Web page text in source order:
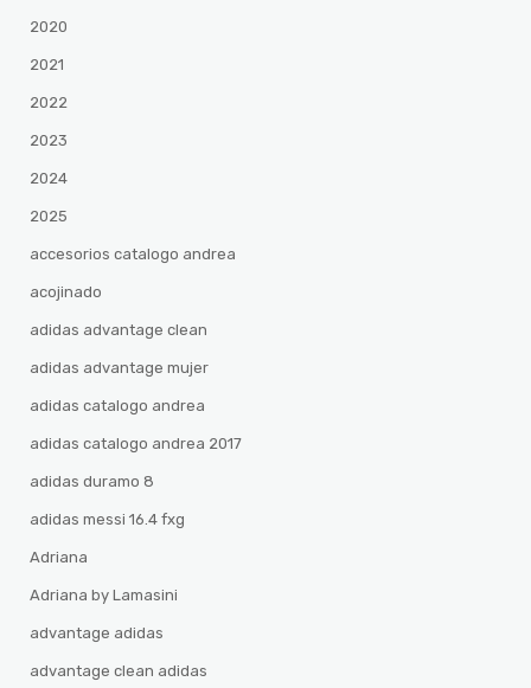
2020
2021
2022
2023
2024
2025
accesorios catalogo andrea
acojinado
adidas advantage clean
adidas advantage mujer
adidas catalogo andrea
adidas catalogo andrea 2017
adidas duramo 8
adidas messi 16.4 fxg
Adriana
Adriana by Lamasini
advantage adidas
advantage clean adidas